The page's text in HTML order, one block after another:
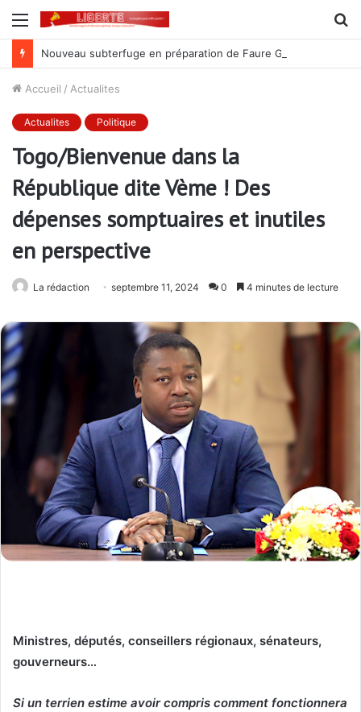
Menu
Accueil / Actualites
Actualites Politique
Togo/Bienvenue dans la
République dite Vème ! Des
dépenses somptuaires et inutiles
en perspective
La rédaction septembre 11, 2024 0 4 minutes de lecture
Ministres, députés, conseillers régionaux, sénateurs,
gouverneurs…
Si un terrien estime avoir compris comment fonctionnera